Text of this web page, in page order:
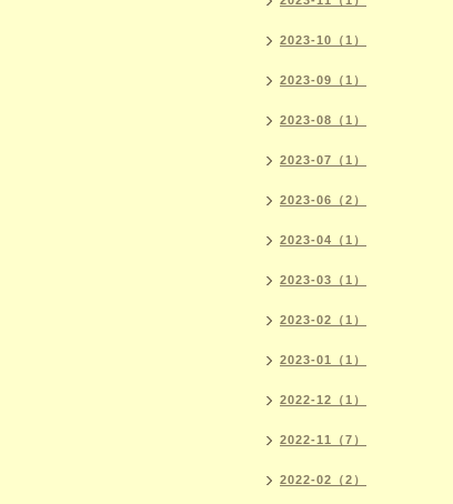
2023-10（1）
2023-09（1）
2023-08（1）
2023-07（1）
2023-06（2）
2023-04（1）
2023-03（1）
2023-02（1）
2023-01（1）
2022-12（1）
2022-11（7）
2022-02（2）